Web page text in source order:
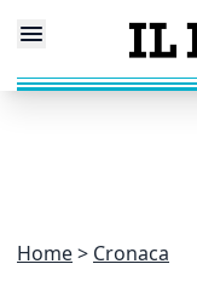
Home Cronaca